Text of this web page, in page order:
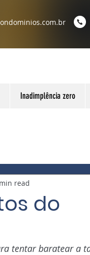
Inadimplência zero
do
read
tentar baratear a